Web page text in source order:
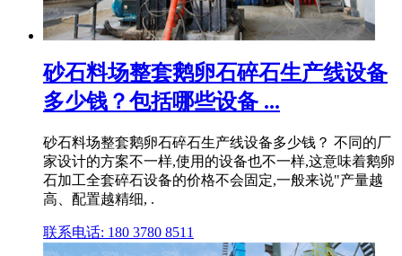
砂石料场整套鹅卵石碎石生产线设备
多少钱？包括哪些设备 ...
砂石料场整套鹅卵石碎石生产线设备多少钱？ 不同的厂
家设计的方案不一样,使用的设备也不一样,这意味着鹅卵
石加工全套碎石设备的价格不会固定,一般来说"产量越
高、配置越精细, .
联系电话: 180 3780 8511